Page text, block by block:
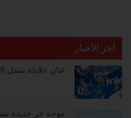
آخر الأخبار
عنان خلايلة ينتقل
موجة حر جديدة